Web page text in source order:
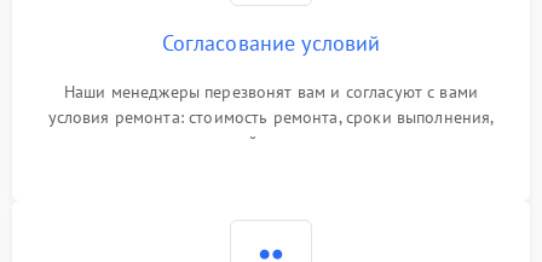
Согласование условий
Наши менеджеры перезвонят вам и согласуют с вами
условия ремонта: стоимость ремонта, сроки выполнения,
гарантийные условия